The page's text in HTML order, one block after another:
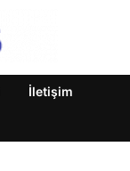
İletişim